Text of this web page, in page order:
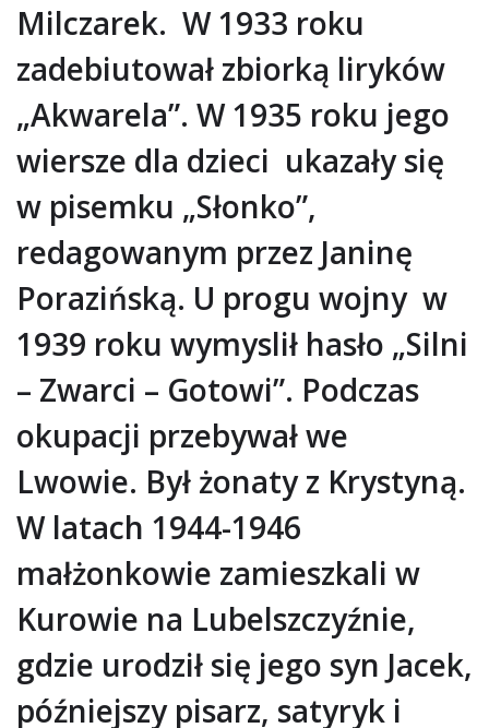
Milczarek. W 1933 roku
zadebiutował zbiorką liryków
„Akwarela”. W 1935 roku jego
wiersze dla dzieci ukazały się
w pisemku „Słonko”,
redagowanym przez Janinę
Porazińską. U progu wojny w
1939 roku wymyslił hasło „Silni
– Zwarci – Gotowi”. Podczas
okupacji przebywał we
Lwowie. Był żonaty z Krystyną.
W latach 1944-1946
małżonkowie zamieszkali w
Kurowie na Lubelszczyźnie,
gdzie urodził się jego syn Jacek,
późniejszy pisarz, satyryk i